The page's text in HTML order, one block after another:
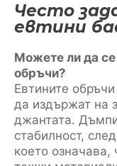
Често
евтини
Можете ли да се
обръчи?
Евтините
да издържат на
джантата.
стабилност,
което означава,